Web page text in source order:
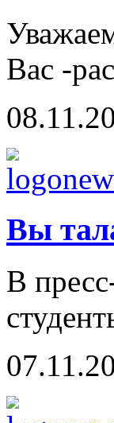
Вас -
Вы
В